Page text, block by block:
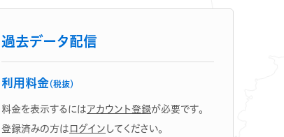
過去データ配信
利用料金（税抜）
料金を表示するにはアカウント登録が必要です。
登録済みの方はログインしてください。